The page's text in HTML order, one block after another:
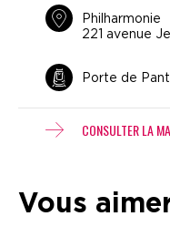
Philharmonie
221 avenue
Porte de
CONSULTER LA
Vous